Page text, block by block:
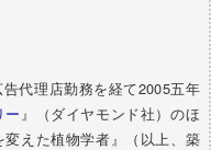
代理店勤務を経て2005五年
ー』（ダイヤモンド社）のほ
えた植物学者』（以上、築